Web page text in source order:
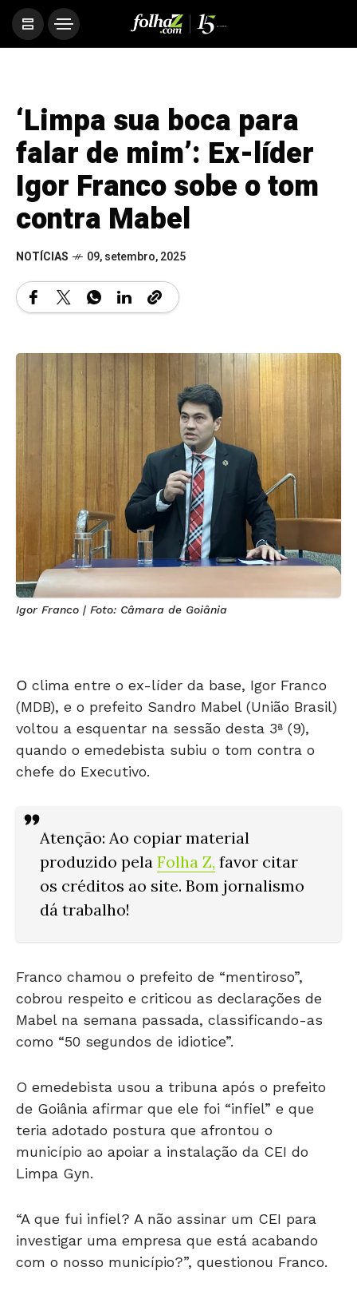
‘Limpa sua boca para
falar de mim’: Ex-líder
Igor Franco sobe o tom
contra Mabel
NOTÍCIAS 09, setembro, 2025
Igor Franco | Foto: Câmara de Goiânia
O clima entre o ex-líder da base, Igor Franco
(MDB), e o prefeito Sandro Mabel (União Brasil)
voltou a esquentar na sessão desta 3ª (9),
quando o emedebista subiu o tom contra o
chefe do Executivo.
Atenção: Ao copiar material
produzido pela Folha Z, favor citar
os créditos ao site. Bom jornalismo
dá trabalho!
Franco chamou o prefeito de “mentiroso”,
cobrou respeito e criticou as declarações de
Mabel na semana passada, classificando-as
como “50 segundos de idiotice”.
O emedebista usou a tribuna após o prefeito
de Goiânia afirmar que ele foi “infiel” e que
teria adotado postura que afrontou o
município ao apoiar a instalação da CEI do
Limpa Gyn.
“A que fui infiel? A não assinar um CEI para
investigar uma empresa que está acabando
com o nosso município?”, questionou Franco.